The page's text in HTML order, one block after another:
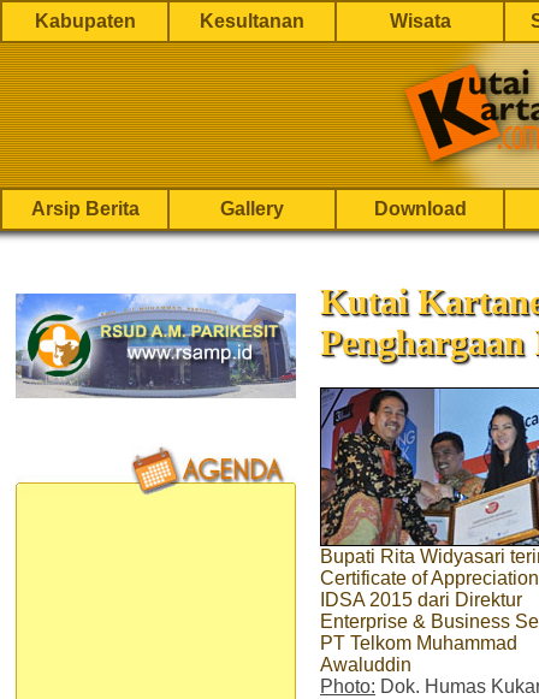
Kabupaten Kesultanan Wisata
Arsip Berita Gallery Download
Kutai
Penghargaan
Bupati Rita Widyasari
Certificate of Appreciation
IDSA 2015 dari Direktur
Enterprise & Business
PT Telkom Muhammad
Awaluddin
Photo: Dok. Humas